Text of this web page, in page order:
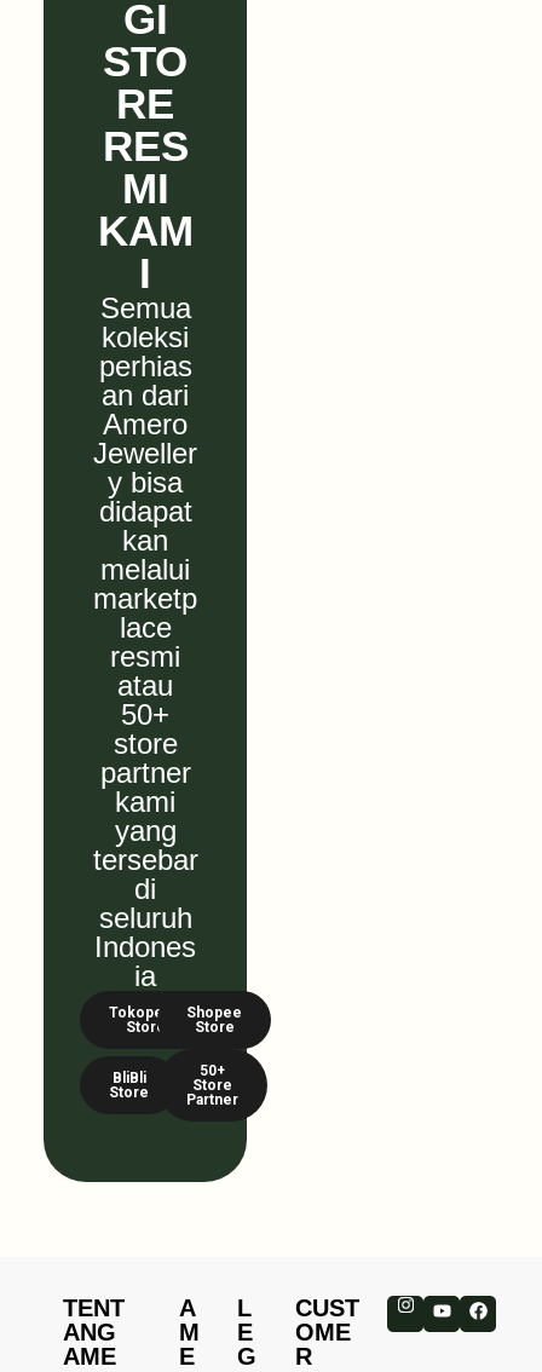
GI
STO
RE
RES
MI
KAM
I
Semua
koleksi
perhias
an dari
Amero
Jeweller
y bisa
didapat
kan
melalui
marketp
lace
resmi
atau
50+
store
partner
kami
yang
tersebar
di
seluruh
Indones
ia
BliBli
Store
50+
Store
Partner
Tokopedia
Store
Shopee
Store
TENT
ANG
AME
A
M
E
L
E
G
CUST
OME
R